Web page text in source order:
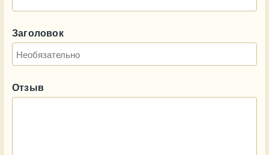
Заголовок
Отзыв